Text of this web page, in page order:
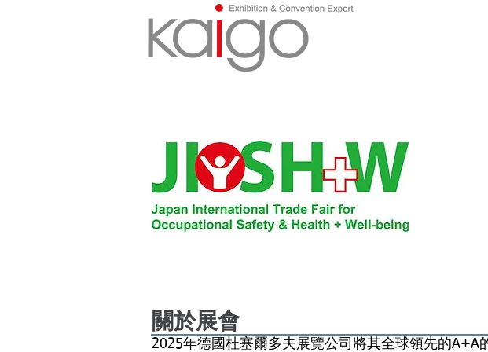
關於展會
2025年德國杜塞爾多夫展覽公司將其全球領先的A+A